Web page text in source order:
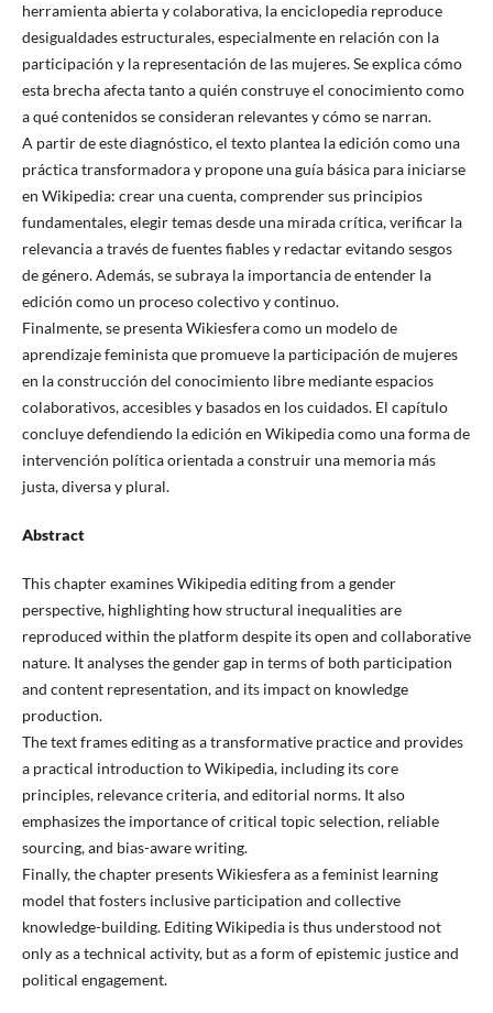
herramienta abierta y colaborativa, la enciclopedia reproduce
desigualdades estructurales, especialmente en relación con la
participación y la representación de las mujeres. Se explica cómo
esta brecha afecta tanto a quién construye el conocimiento como
a qué contenidos se consideran relevantes y cómo se narran.
A partir de este diagnóstico, el texto plantea la edición como una
práctica transformadora y propone una guía básica para iniciarse
en Wikipedia: crear una cuenta, comprender sus principios
fundamentales, elegir temas desde una mirada crítica, verificar la
relevancia a través de fuentes fiables y redactar evitando sesgos
de género. Además, se subraya la importancia de entender la
edición como un proceso colectivo y continuo.
Finalmente, se presenta Wikiesfera como un modelo de
aprendizaje feminista que promueve la participación de mujeres
en la construcción del conocimiento libre mediante espacios
colaborativos, accesibles y basados en los cuidados. El capítulo
concluye defendiendo la edición en Wikipedia como una forma de
intervención política orientada a construir una memoria más
justa, diversa y plural.
Abstract
This chapter examines Wikipedia editing from a gender
perspective, highlighting how structural inequalities are
reproduced within the platform despite its open and collaborative
nature. It analyses the gender gap in terms of both participation
and content representation, and its impact on knowledge
production.
The text frames editing as a transformative practice and provides
a practical introduction to Wikipedia, including its core
principles, relevance criteria, and editorial norms. It also
emphasizes the importance of critical topic selection, reliable
sourcing, and bias-aware writing.
Finally, the chapter presents Wikiesfera as a feminist learning
model that fosters inclusive participation and collective
knowledge-building. Editing Wikipedia is thus understood not
only as a technical activity, but as a form of epistemic justice and
political engagement.